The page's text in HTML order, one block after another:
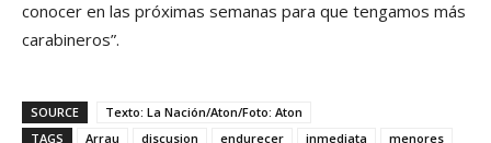
conocer en las próximas semanas para que tengamos más
carabineros”.
SOURCE
Texto: La Nación/Aton/Foto: Aton
TAGS
Arrau discusion endurecer inmediata
menores